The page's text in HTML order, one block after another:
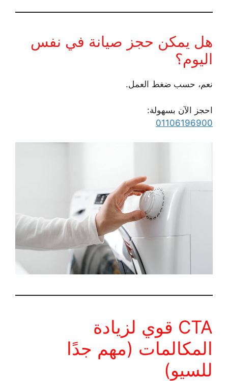
هل يمكن حجز صيانة في نفس
اليوم؟
نعم، حسب ضغط العمل.
احجز الآن بسهولة:
01106196900
CTA قوي لزيادة
المكالمات (مهم جدًا
للسيو)